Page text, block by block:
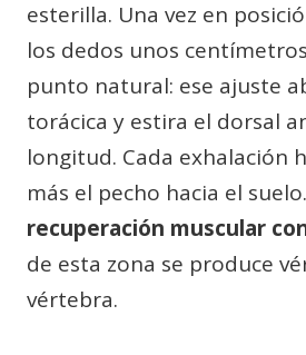
esterilla. Una vez en
los dedos unos
punto natural: ese ajuste
torácica y estira el dorsal
longitud. Cada exhalación
más el pecho hacia el
recuperación muscular
de esta zona se produce
vértebra.